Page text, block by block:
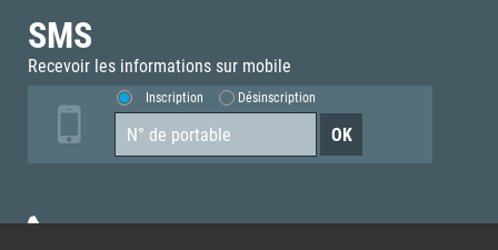
SMS
Recevoir les informations sur mobile
Inscription Désinscription